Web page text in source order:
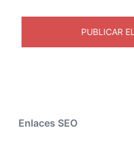
Enlaces SEO